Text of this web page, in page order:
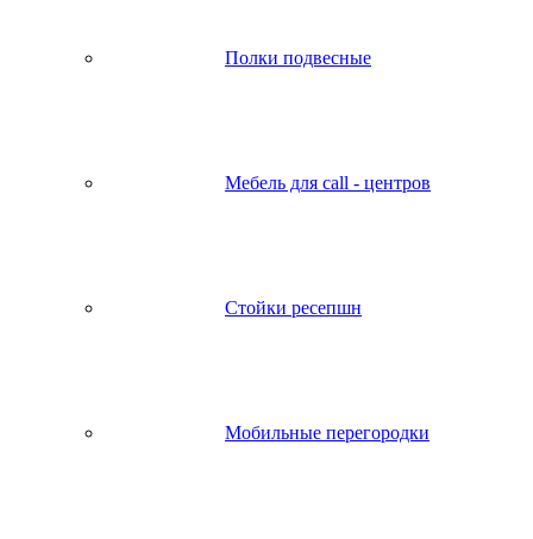
Полки подвесные
Мебель для call - центров
Стойки ресепшн
Мобильные перегородки